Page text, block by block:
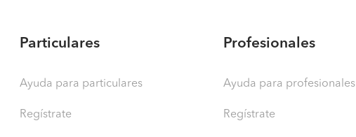
Particulares
Ayuda para particulares
Regístrate
Profesionales
Ayuda para profesionales
Regístrate